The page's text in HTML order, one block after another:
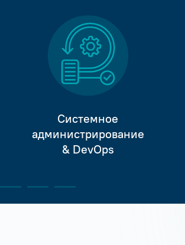
Системное
администрирование
& DevOps